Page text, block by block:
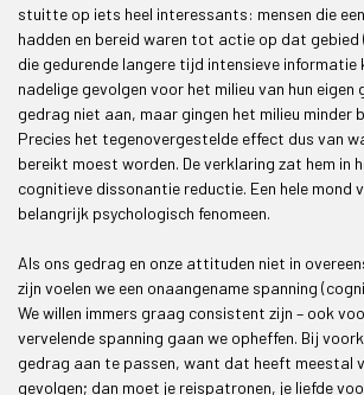
stuitte op iets heel interessants: mensen die
hadden en bereid waren tot actie op dat gebied
die gedurende langere tijd intensieve informatie
nadelige gevolgen voor het milieu van hun eigen
gedrag niet aan, maar gingen het milieu minder
Precies het tegenovergestelde effect dus van
bereikt moest worden. De verklaring zat hem in
cognitieve dissonantie reductie. Een hele mond
belangrijk psychologisch fenomeen.
Als ons gedrag en onze attituden niet in
zijn voelen we een onaangename spanning
We willen immers graag consistent zijn – ook
vervelende spanning gaan we opheffen. Bij
gedrag aan te passen, want dat heeft meestal
gevolgen; dan moet je reispatronen, je liefde